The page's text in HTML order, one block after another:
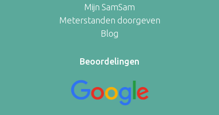
Mijn SamSam
Meterstanden doorgeven
Blog
Beoordelingen